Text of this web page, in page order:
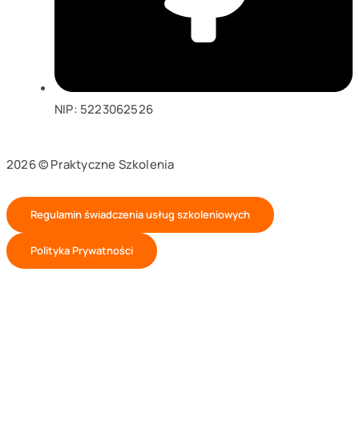
NIP: 5223062526
2026 © Praktyczne Szkolenia
Regulamin świadczenia usług szkoleniowych
Polityka Prywatności